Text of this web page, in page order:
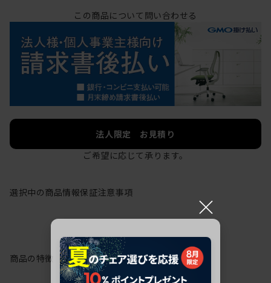
この商品について問い合わせる
法人限定 お見積り
ご希望に応じて承ります。
選択中の商品情報保証注意事項
商品の特徴
×